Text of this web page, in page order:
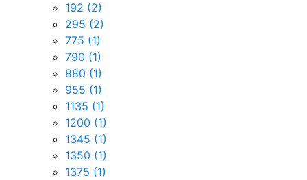
192 (2)
295 (2)
775 (1)
790 (1)
880 (1)
955 (1)
1135 (1)
1200 (1)
1345 (1)
1350 (1)
1375 (1)